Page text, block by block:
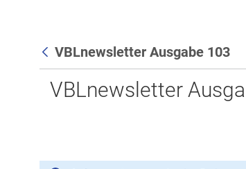
Zurück
VBLnewsletter Ausgabe 103
VBLnewsletter